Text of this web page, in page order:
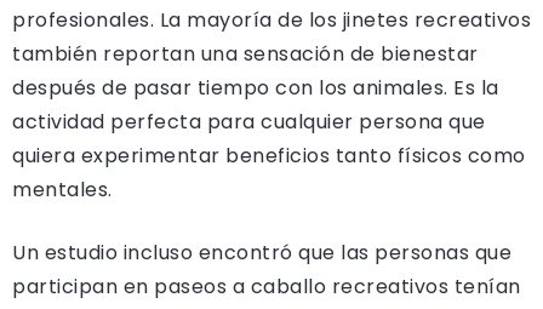
profesionales. La mayoría de los jinetes recreativos
también reportan una sensación de bienestar
después de pasar tiempo con los animales. Es la
actividad perfecta para cualquier persona que
quiera experimentar beneficios tanto físicos como
mentales.
Un estudio incluso encontró que las personas que
participan en paseos a caballo recreativos tenían